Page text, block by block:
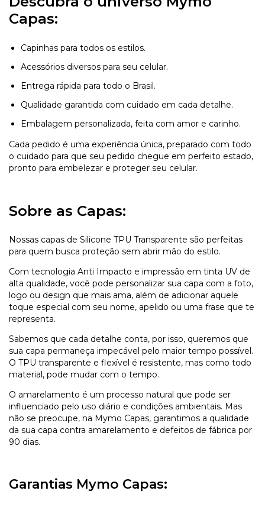
Capas:
Capinhas para todos os estilos.
Acessórios diversos para seu celular.
Entrega rápida para todo o Brasil.
Qualidade garantida com cuidado em cada detalhe.
Embalagem personalizada, feita com amor e carinho.
Cada pedido é uma experiência única, preparado com todo
o cuidado para que seu pedido chegue em perfeito estado,
pronto para embelezar e proteger seu celular.
Sobre as Capas:
Nossas capas de Silicone TPU Transparente são perfeitas
para quem busca proteção sem abrir mão do estilo.
Com tecnologia Anti Impacto e impressão em tinta UV de
alta qualidade, você pode personalizar sua capa com a foto,
logo ou design que mais ama, além de adicionar aquele
toque especial com seu nome, apelido ou uma frase que te
representa.
Sabemos que cada detalhe conta, por isso, queremos que
sua capa permaneça impecável pelo maior tempo possível.
O TPU transparente e flexível é resistente, mas como todo
material, pode mudar com o tempo.
O amarelamento é um processo natural que pode ser
influenciado pelo uso diário e condições ambientais. Mas
não se preocupe, na Mymo Capas, garantimos a qualidade
da sua capa contra amarelamento e defeitos de fábrica por
90 dias.
Garantias Mymo Capas: